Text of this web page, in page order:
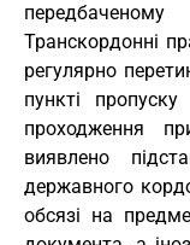
Транскордонні
регулярно
пункті
проходження
виявлено
державного
обсязі на